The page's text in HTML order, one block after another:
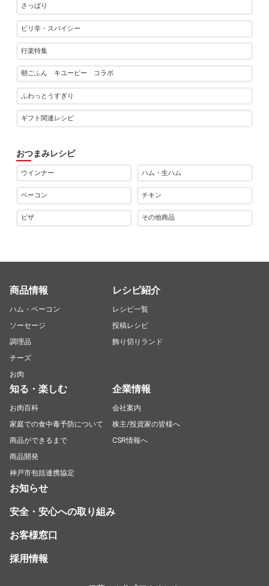
さっぱり
ピリ辛・スパイシー
行楽特集
朝ごふん キユーピー コラボ
ふわっとうすぎり
ギフト関連レシピ
おつまみレシピ
ウインナー ハム・生ハム
ベーコン チキン
ピザ その他商品
商品情報
ハム・ベーコン
ソーセージ
調理品
チーズ
お肉
レシピ紹介
レシピ一覧
投稿レシピ
飾り切りランド
知る・楽しむ
お肉百科
家庭での食中毒予防について
商品ができるまで
商品開発
神戸市包括連携協定
企業情報
会社案内
株主/投資家の皆様へ
CSR情報へ
お知らせ
安全・安心への取り組み
お客様窓口
採用情報